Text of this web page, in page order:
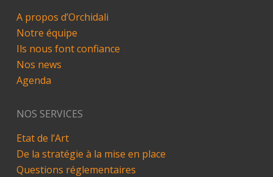
A propos d’Orchidali
Notre équipe
Ils nous font confiance
Nos news
Agenda
NOS SERVICES
Etat de l’Art
De la stratégie à la mise en place
Questions réglementaires